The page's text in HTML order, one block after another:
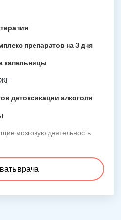
препаратов на 3 дня
капельницы
детоксикации алкоголя
мозговую деятельность
врача